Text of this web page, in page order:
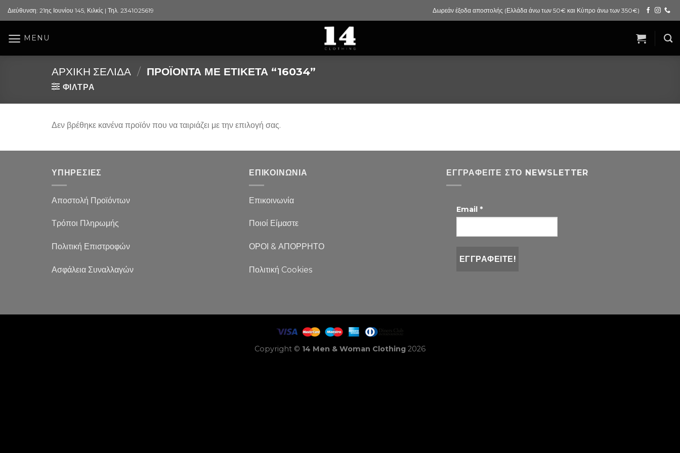
Skip
to
Διεύθυνση: 21ης Ιουνίου 145, Κιλκίς | Τηλ. 2341025619 Δωρεάν έξοδα αποστολής (Ελλάδα άνω των 50€ και Κύπρο άνω των 350€)
MENU
ΑΡΧΙΚΉ ΣΕΛΊΔΑ / ΠΡΟΪΌΝΤΑ ΜΕ ΕΤΙΚΈΤΑ “16034”
ΦΙΛΤΡΑ
Δεν βρέθηκε κανένα προϊόν που να ταιριάζει με την επιλογή σας.
ΥΠΗΡΕΣΙΕΣ
Αποστολή Προϊόντων
Τρόποι Πληρωμής
Πολιτική Επιστροφών
Ασφάλεια Συναλλαγών
ΕΠΙΚΟΙΝΩΝΙΑ
Επικοινωνία
Ποιοί Είμαστε
ΟΡΟΙ & ΑΠΟΡΡΗΤΟ
Πολιτική Cookies
ΕΓΓΡΑΦΕΊΤΕ ΣΤΟ NEWSLETTER
Email *
Copyright © 14 Men & Woman Clothing 2026